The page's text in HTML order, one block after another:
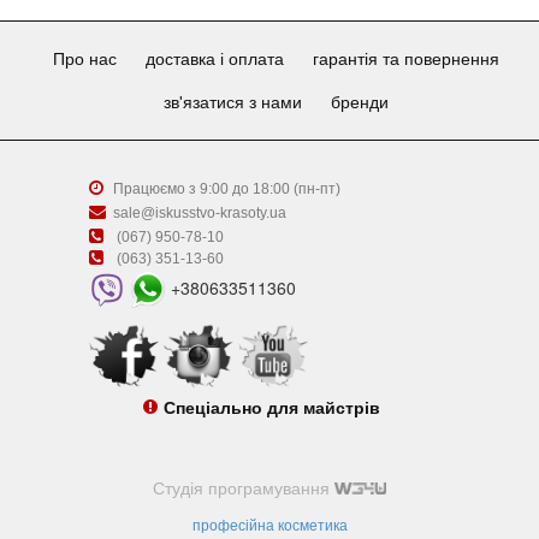
Про нас доставка і оплата гарантія та повернення
зв'язатися з нами бренди
Працюємо з 9:00 до 18:00 (пн-пт)
sale@iskusstvo-krasoty.ua
(067) 950-78-10
(063) 351-13-60
+380633511360
Спеціально для майстрів
Студія програмування
професійна косметика